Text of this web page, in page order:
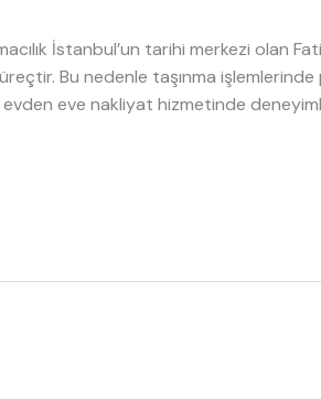
İstanbul’un tarihi merkezi olan
Bu nedenle taşınma
eve nakliyat hizmetinde